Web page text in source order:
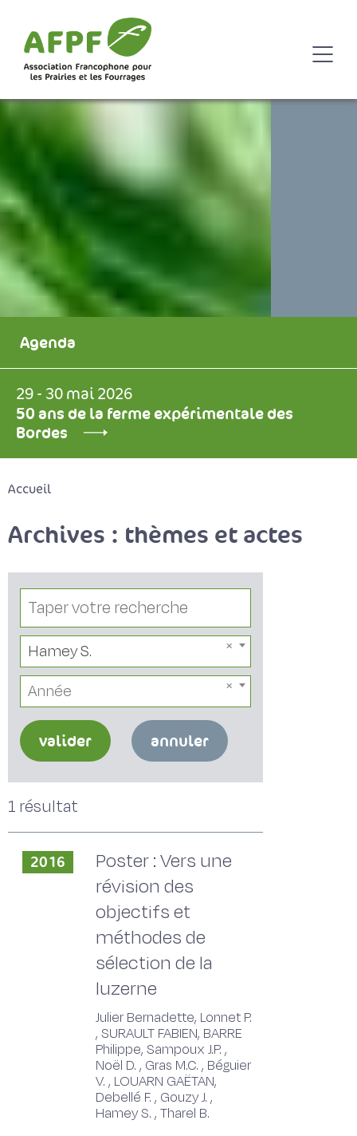
Agenda
29 - 30 mai 2026
50 ans de la ferme expérimentale des
Bordes
Accueil
Archives : thèmes et actes
Hamey S.
Année
valider annuler
1 résultat
2016
Poster : Vers une
révision des
objectifs et
méthodes de
sélection de la
luzerne
Julier Bernadette, Lonnet P.
, SURAULT FABIEN, BARRE
Philippe, Sampoux J.P. ,
Noël D. , Gras M.C. , Béguier
V. , LOUARN GAËTAN,
Debellé F. , Gouzy J. ,
Hamey S. , Tharel B.